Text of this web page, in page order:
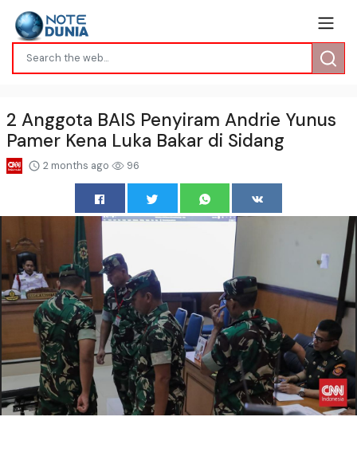
2 Anggota BAIS Penyiram Andrie Yunus
Pamer Kena Luka Bakar di Sidang
2 months ago 96